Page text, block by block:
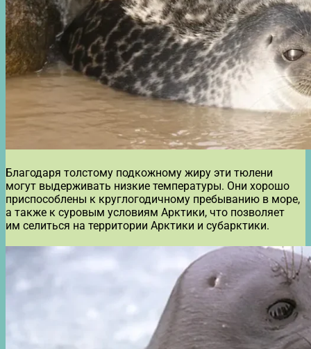
Благодаря толстому подкожному жиру эти тюлени
могут выдерживать низкие температуры. Они хорошо
приспособлены к круглогодичному пребыванию в море,
а также к суровым условиям Арктики, что позволяет
им селиться на территории Арктики и субарктики.